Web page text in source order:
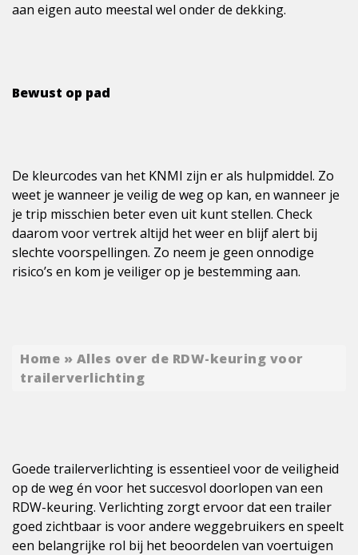
aan eigen auto meestal wel onder de dekking.
Bewust op pad
De kleurcodes van het KNMI zijn er als hulpmiddel. Zo
weet je wanneer je veilig de weg op kan, en wanneer je
je trip misschien beter even uit kunt stellen. Check
daarom voor vertrek altijd het weer en blijf alert bij
slechte voorspellingen. Zo neem je geen onnodige
risico’s en kom je veiliger op je bestemming aan.
Home » Alles over de RDW-keuring voor
trailerverlichting
Goede trailerverlichting is essentieel voor de veiligheid
op de weg én voor het succesvol doorlopen van een
RDW-keuring. Verlichting zorgt ervoor dat een trailer
goed zichtbaar is voor andere weggebruikers en speelt
een belangrijke rol bij het beoordelen van voertuigen